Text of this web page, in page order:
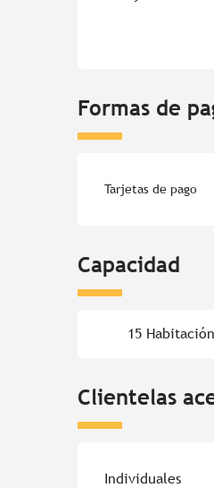
Formas de
Tarjetas de pago
Capacidad
15
Clientelas
Individuales